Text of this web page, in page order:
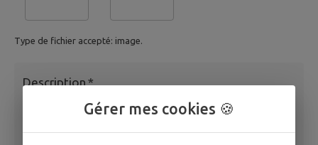
Type de fichier accepté: image.
Description *
Gérer mes cookies 🍪